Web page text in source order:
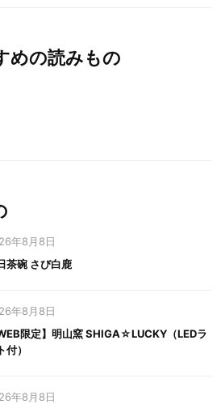
めの読みもの
年8月8日
茶碗 さび白鹿
年8月8日
WEB限定】明山窯 SHIGA☆LUCKY（LEDラ
付）
年8月8日